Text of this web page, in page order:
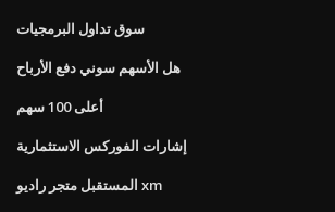
سوق تداول البرمجيات
هل الأسهم سوني دفع الأرباح
أعلى 100 سهم
إشارات الفوركس الاستثمارية
المستقبل متجر راديو xm